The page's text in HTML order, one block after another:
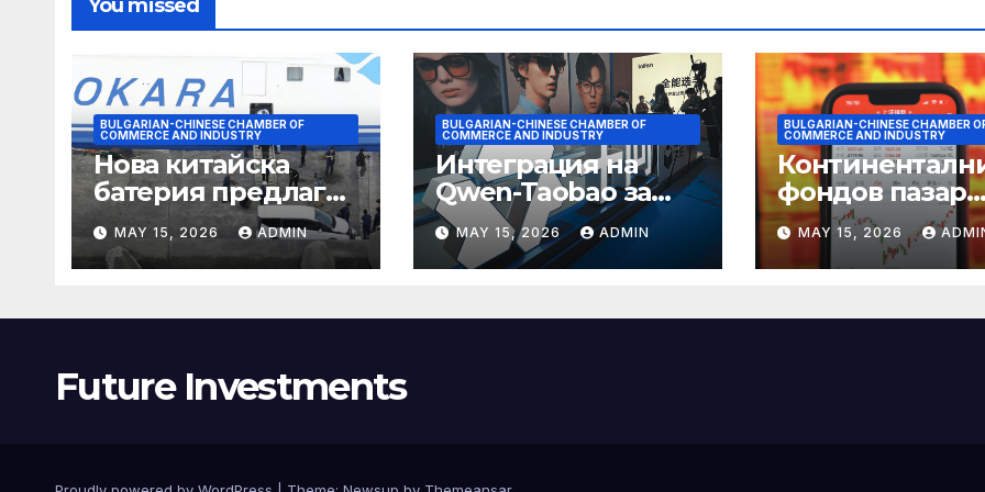
You missed
BULGARIAN-CHINESE CHAMBER OF
COMMERCE AND INDUSTRY
Нова китайска
батерия предлага
нова надежда за
съхранение на
водород
MAY 15, 2026 ADMIN
BULGARIAN-CHINESE CHAMBER OF
COMMERCE AND INDUSTRY
Интеграция на
Qwen-Taobao за
стимулиране на
пазаруването 618
MAY 15, 2026 ADMIN
BULGARIAN-CHINESE CHAMBER
COMMERCE AND INDUSTRY
фондов пазар
достига 11-
годишен връх
MAY 15, 2026
Future Investments